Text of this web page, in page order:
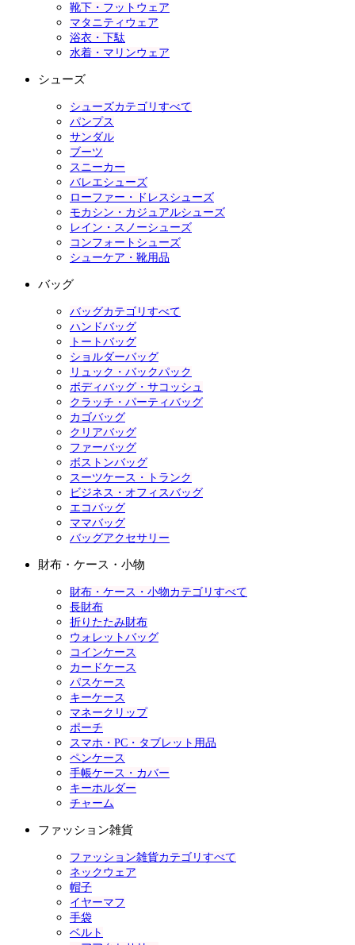
靴下・フットウェア
マタニティウェア
浴衣・下駄
水着・マリンウェア
シューズ
シューズカテゴリすべて
パンプス
サンダル
ブーツ
スニーカー
バレエシューズ
ローファー・ドレスシューズ
モカシン・カジュアルシューズ
レイン・スノーシューズ
コンフォートシューズ
シューケア・靴用品
バッグ
バッグカテゴリすべて
ハンドバッグ
トートバッグ
ショルダーバッグ
リュック・バックパック
ボディバッグ・サコッシュ
クラッチ・パーティバッグ
カゴバッグ
クリアバッグ
ファーバッグ
ボストンバッグ
スーツケース・トランク
ビジネス・オフィスバッグ
エコバッグ
ママバッグ
バッグアクセサリー
財布・ケース・小物
財布・ケース・小物カテゴリすべて
長財布
折りたたみ財布
ウォレットバッグ
コインケース
カードケース
パスケース
キーケース
マネークリップ
ポーチ
スマホ・PC・タブレット用品
ペンケース
手帳ケース・カバー
キーホルダー
チャーム
ファッション雑貨
ファッション雑貨カテゴリすべて
ネックウェア
帽子
イヤーマフ
手袋
ベルト